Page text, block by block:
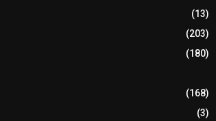
(13)
(203)
(180)
(168)
(3)